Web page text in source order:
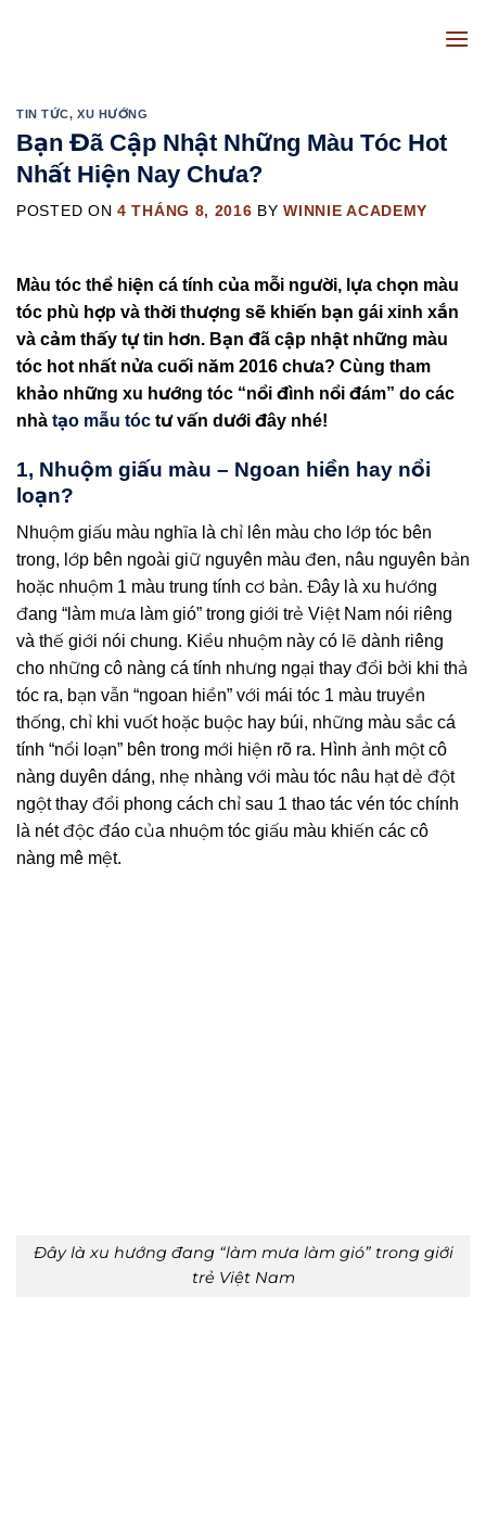
TIN TỨC,XU HƯỚNG
Bạn Đã Cập Nhật Những Màu Tóc Hot
Nhất Hiện Nay Chưa?
POSTED ON 4 THÁNG 8, 2016 BYWINNIE ACADEMY
Màu tóc thể hiện cá tính của mỗi người, lựa chọn màu
tóc phù hợp và thời thượng sẽ khiến bạn gái xinh xắn
và cảm thấy tự tin hơn. Bạn đã cập nhật những màu
tóc hot nhất nửa cuối năm 2016 chưa? Cùng tham
khảo những xu hướng tóc “nổi đình nổi đám” do các
nhà tạo mẫu tóc tư vấn dưới đây nhé!
1, Nhuộm giấu màu – Ngoan hiền hay nổi
loạn?
Nhuộm giấu màu nghĩa là chỉ lên màu cho lớp tóc bên
trong, lớp bên ngoài giữ nguyên màu đen, nâu nguyên bản
hoặc nhuộm 1 màu trung tính cơ bản. Đây là xu hướng
đang “làm mưa làm gió” trong giới trẻ Việt Nam nói riêng
và thế giới nói chung. Kiểu nhuộm này có lẽ dành riêng
cho những cô nàng cá tính nhưng ngại thay đổi bởi khi thả
tóc ra, bạn vẫn “ngoan hiền” với mái tóc 1 màu truyền
thống, chỉ khi vuốt hoặc buộc hay búi, những màu sắc cá
tính “nổi loạn” bên trong mới hiện rõ ra. Hình ảnh một cô
nàng duyên dáng, nhẹ nhàng với màu tóc nâu hạt dẻ đột
ngột thay đổi phong cách chỉ sau 1 thao tác vén tóc chính
là nét độc đáo của nhuộm tóc giấu màu khiến các cô
nàng mê mệt.
Đây là xu hướng đang “làm mưa làm gió” trong giới
trẻ Việt Nam